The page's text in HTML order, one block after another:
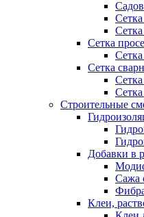
Сетка
Сетка
Строительные
Добавки в
Сажа
Клеи,